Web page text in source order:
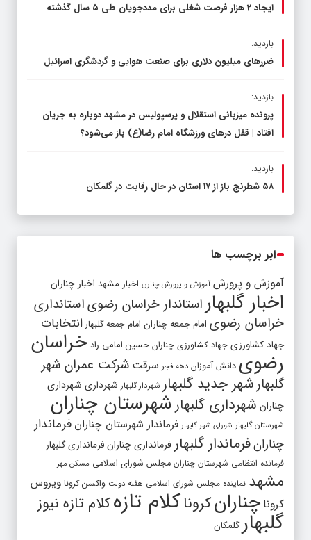
ایجاد 2 هزار فرصت شغلی برای مددجویان طی ۵ سال گذشته
بازدید:
ضررهای میلیون دلاری برای صنعت هوایی و گردشگری اسرائیل
بازدید:
پرونده میزبانی استقلال و پرسپولیس در مشهد دوباره به جریان
افتاد | قفل در‌های ورزشگاه امام رضا(ع) باز می‌شود؟
بازدید:
۵۸ شطرنج‌ باز از ۱۷ استان در حال رقابت در گلمکان
ابر برچسب ها
آموزش و پرورش آموزش و پرورش چنارن اخبار مشهد اخبار چناران
اخبار گلبهار استاندار خراسان رضویاستانداری
خراسان رضوی امام جمعه چناران امام جمعه گلبهار انتخابات
جهاد کشاورزی جهاد کشاورزی چناران حسین امامی راد خراسان
رضوی دانش آموزان دهه فجر سرقت شرکت عمران شهر
گلبهارشهر جدید گلبهار شهردار گلبهار شهرداری شهرداری
چناران شهرداری گلبهارشهرستان چناران
شهرستان گلبهار شورای شهر گلبهار فرماندار شهرستان چناران فرماندار
چنارانفرماندار گلبهار فرمانداری چنارانفرمانداری گلبهار
فرمانده انتظامی شهرستان چناران مجلس شورای اسلامی مسکن مهر
مشهد نماینده مجلس شورای اسلامی هفته دولت واکسن کرونا ویروس
کرونا چنارانکروناکلام تازهکلام تازه نیوز
گلبهارگلمکان